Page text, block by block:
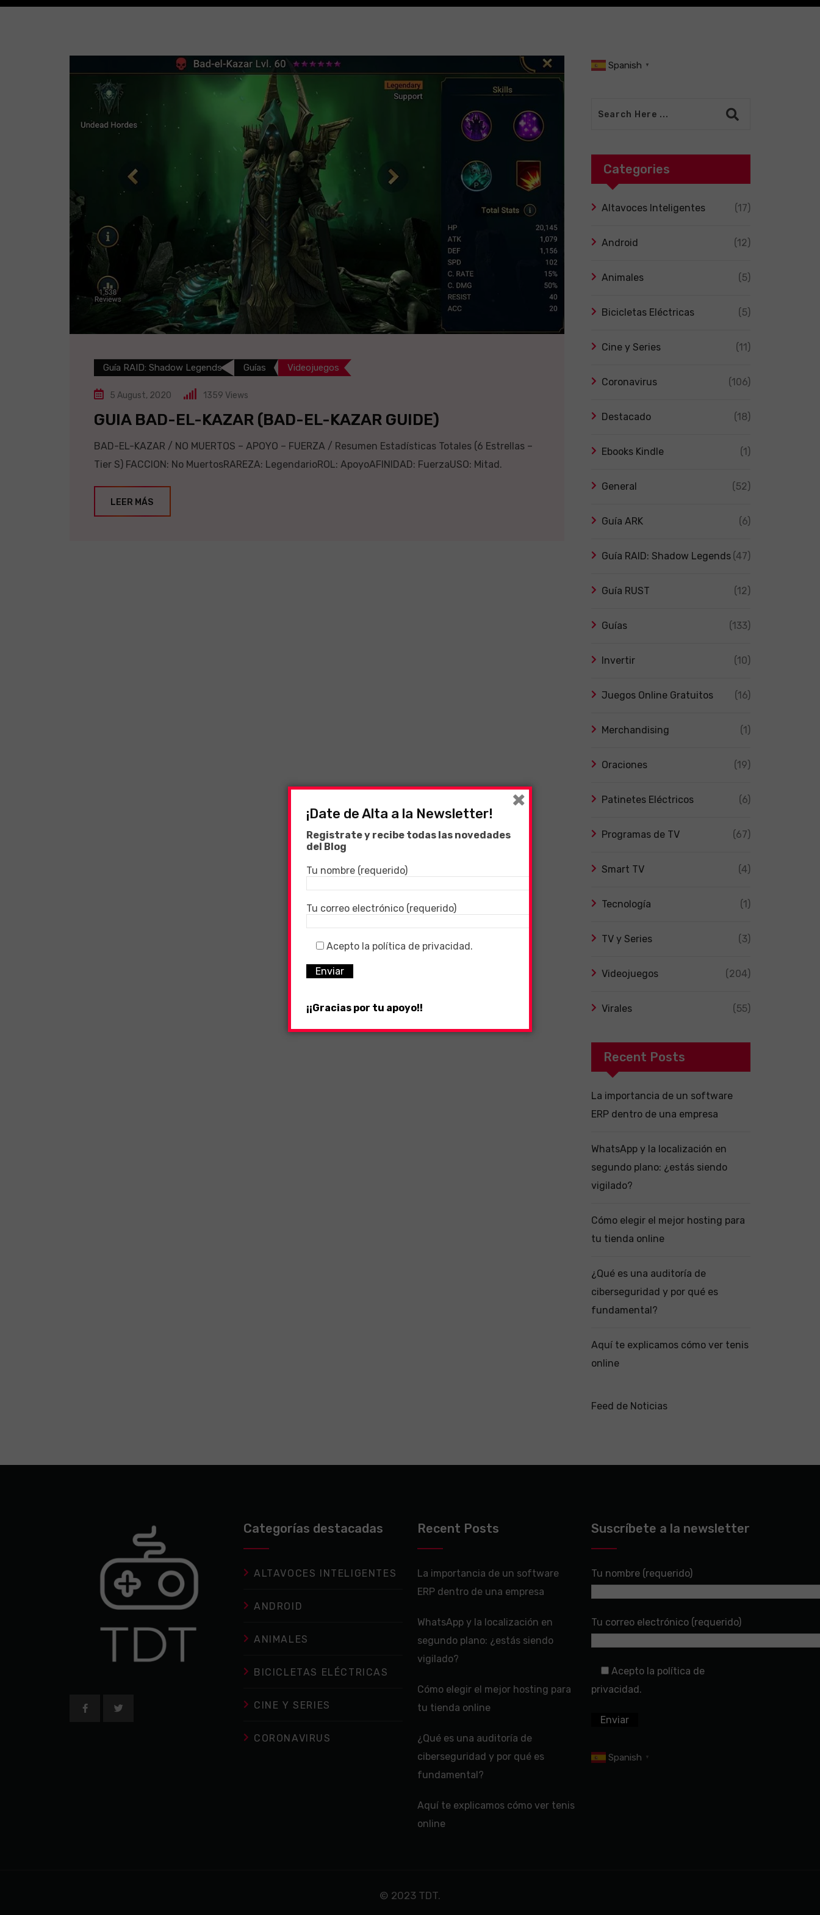
Guía RAID: Shadow Legends Guías Videojuegos
5 August, 2020 1359 Views
GUIA BAD-EL-KAZAR (BAD-EL-KAZAR GUIDE)
BAD-EL-KAZAR / NO MUERTOS – APOYO – FUERZA / Resumen Estadísticas Totales (6 Estrellas –
Tier S) FACCION: No MuertosRAREZA: LegendarioROL: ApoyoAFINIDAD: FuerzaUSO: Mitad.
LEER MÁS
Spanish ▼
Categories
Altavoces Inteligentes (17)
Android (12)
Animales (5)
Bicicletas Eléctricas (5)
Cine y Series (11)
Coronavirus (106)
Destacado (18)
Ebooks Kindle (1)
General (52)
Guía ARK (6)
Guía RAID: Shadow Legends (47)
Guía RUST (12)
Guías (133)
Invertir (10)
Juegos Online Gratuitos (16)
Merchandising (1)
Oraciones (19)
Patinetes Eléctricos (6)
Programas de TV (67)
Smart TV (4)
Tecnología (1)
TV y Series (3)
Videojuegos (204)
Virales (55)
Recent Posts
La importancia de un software
ERP dentro de una empresa
WhatsApp y la localización en
segundo plano: ¿estás siendo
vigilado?
Cómo elegir el mejor hosting para
tu tienda online
¿Qué es una auditoría de
ciberseguridad y por qué es
fundamental?
Aquí te explicamos cómo ver tenis
online
Feed de Noticias
Categorías destacadas
ALTAVOCES INTELIGENTES
ANDROID
ANIMALES
BICICLETAS ELÉCTRICAS
CINE Y SERIES
CORONAVIRUS
Recent Posts
La importancia de un software
ERP dentro de una empresa
WhatsApp y la localización en
segundo plano: ¿estás siendo
vigilado?
Cómo elegir el mejor hosting para
tu tienda online
¿Qué es una auditoría de
ciberseguridad y por qué es
fundamental?
Aquí te explicamos cómo ver tenis
online
Suscríbete a la newsletter
Tu nombre (requerido)
Tu correo electrónico (requerido)
Acepto la política de
privacidad.
Spanish ▼
© 2023 TDT.
¡Date de Alta a la Newsletter!
Registrate y recibe todas las novedades
del Blog
Tu nombre (requerido)
Tu correo electrónico (requerido)
Acepto la política de privacidad.
¡¡Gracias por tu apoyo!!
×